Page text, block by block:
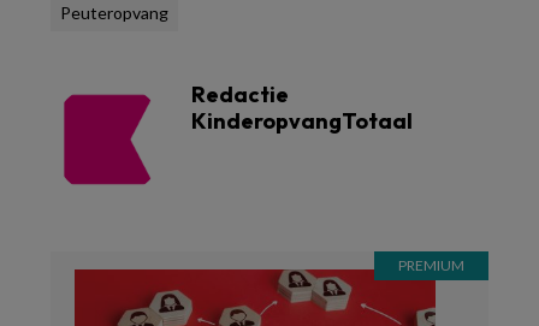
Peuteropvang
Redactie
KinderopvangTotaal